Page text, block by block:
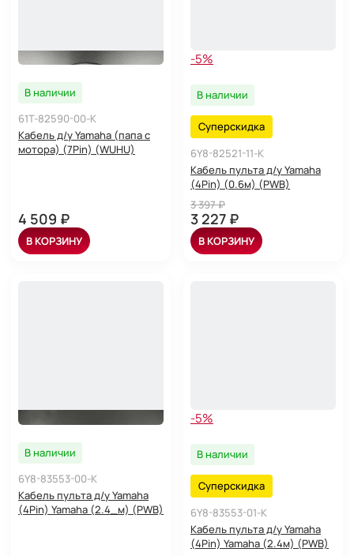
В наличии
61T-82590-00-K
Кабель д/у Yamaha (папа с
мотора) (7Pin) (WUHU)
4 509 ₽
В КОРЗИНУ
-5%
В наличии
Суперскидка
6Y8-82521-11-K
Кабель пульта д/у Yamaha
(4Pin) (0.6м) (PWB)
3 397 ₽
3 227 ₽
В КОРЗИНУ
В наличии
6Y8-83553-00-K
Кабель пульта д/у Yamaha
(4Pin) Yamaha (2.4_м) (PWB)
-5%
В наличии
Суперскидка
6Y8-83553-01-K
Кабель пульта д/у Yamaha
(4Pin) Yamaha (2.4м) (PWB)